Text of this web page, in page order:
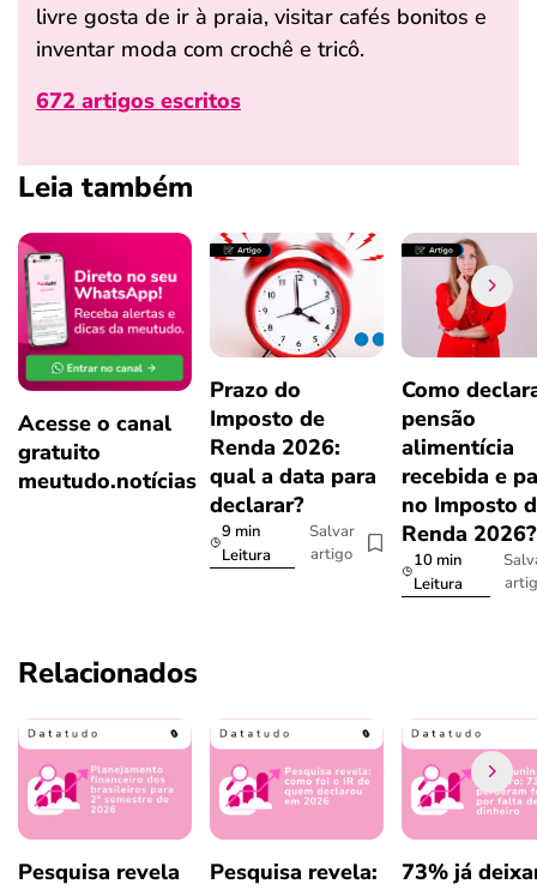
livre gosta de ir à praia, visitar cafés bonitos e
inventar moda com crochê e tricô.
672 artigos escritos
Leia também
Acesse o canal
gratuito
meutudo.notícias
Prazo do
Imposto de
Renda 2026:
qual a data para
declarar?
9 min
Leitura
Salvar
artigo
Como
pensão
alimentícia
recebida e
no Imposto
Renda
10 min
Leitura
Relacionados
Pesquisa revela
Pesquisa revela:
73% já